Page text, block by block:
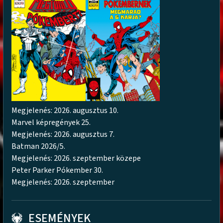
Megjelenés: 2026. augusztus 10.
Marvel képregények 25.
Megjelenés: 2026. augusztus 7.
Batman 2026/5.
Megjelenés: 2026. szeptember közepe
Peter Parker Pókember 30.
Megjelenés: 2026. szeptember
ESEMÉNYEK